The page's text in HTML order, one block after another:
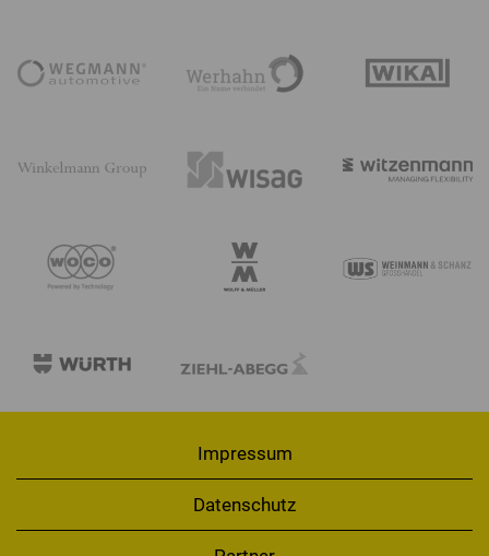
Impressum
Datenschutz